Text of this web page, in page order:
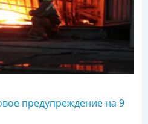
предупреждение на 9